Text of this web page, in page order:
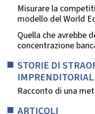
Misurare la
modello del World
Quella che avrebbe
concentrazione
STORIE DI
Racconto di una
ARTICOLI